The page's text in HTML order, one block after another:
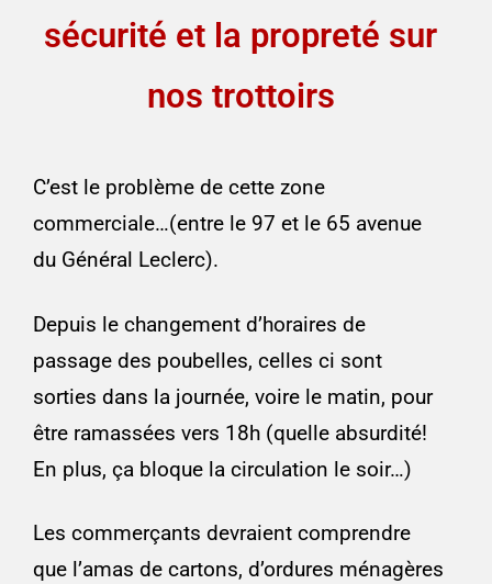
sécurité et la propreté sur
nos trottoirs
C’est le problème de cette zone
commerciale…(entre le 97 et le 65 avenue
du Général Leclerc).
Depuis le changement d’horaires de
passage des poubelles, celles ci sont
sorties dans la journée, voire le matin, pour
être ramassées vers 18h (quelle absurdité!
En plus, ça bloque la circulation le soir…)
Les commerçants devraient comprendre
que l’amas de cartons, d’ordures ménagères